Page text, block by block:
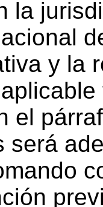
la
y la
el
será